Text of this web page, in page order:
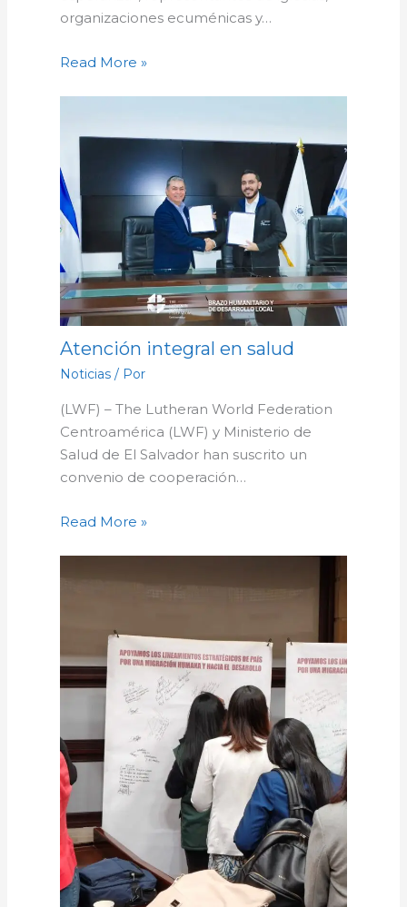
organizaciones ecuménicas y…
Read More »
Atención integral en salud
Noticias/ Por
(LWF) – The Lutheran World Federation
Centroamérica (LWF) y Ministerio de
Salud de El Salvador han suscrito un
convenio de cooperación…
Read More »